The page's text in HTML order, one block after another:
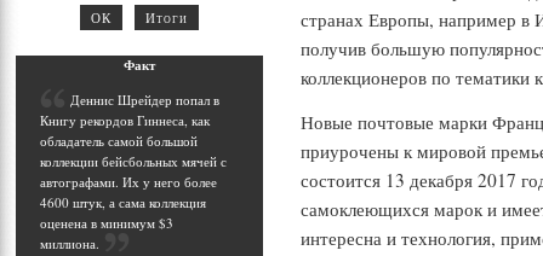
странах Европы, например в
получив большую
коллекционеров по тематики
Новые почтовые марки
приурочены к мировой
состоится 13 декабря 2017
самоклеющихся марок и
интересна и технология,
Факт
Деннис Шрейдер попал в
Книгу рекордов Гиннеса, как
обладатель самой большой
коллекции бейсбольных мячей с
автографами. Их у него более
4600 штук, а сама коллекция
оценена в минимум $3
миллиона.